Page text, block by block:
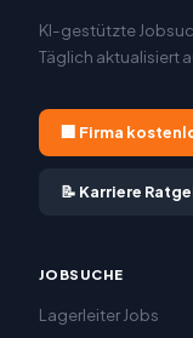
KI-gestützte
Täglich aktualisiert
🏢 Firma
📝 Karriere
JOBSUCHE
Lagerleiter Jobs